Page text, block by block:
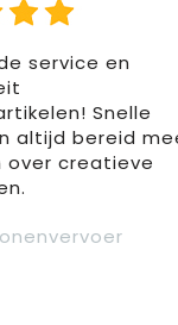
service en
Snelle
altijd bereid
over creatieve